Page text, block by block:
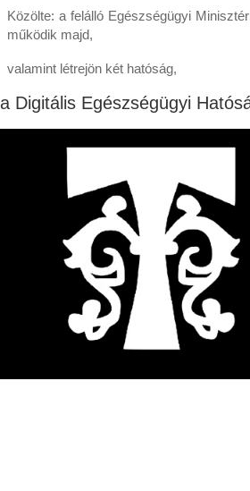
Közölte: a felálló Egészségügyi
működik majd,
valamint létrejön két hatóság,
a Digitális Egészségügyi